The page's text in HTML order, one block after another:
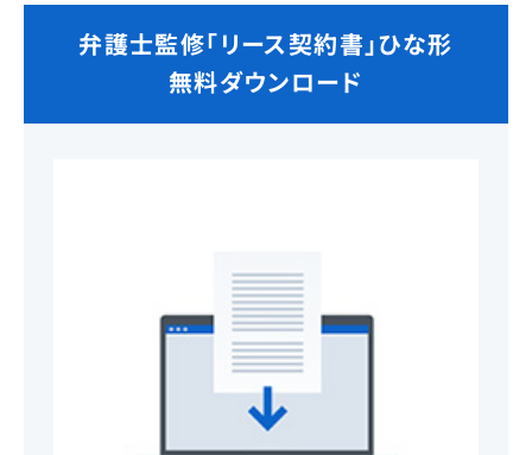
弁護士監修「リース契約書」ひな形
無料ダウンロード